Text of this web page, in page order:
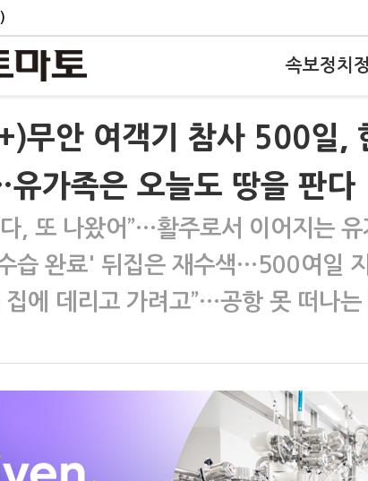
속보정치
무안 여객기 참사 500일,
가족은 오늘도 땅을 판다
, 또 나왔어”…활주로서 이어지는 유
습 완료' 뒤집은 재수색…500여일
집에 데리고 가려고”…공항 못 떠나